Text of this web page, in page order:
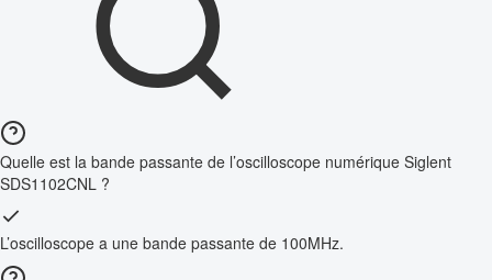
Quelle est la bande passante de l’oscilloscope numérique Siglent
SDS1102CNL ?
L’oscilloscope a une bande passante de 100MHz.